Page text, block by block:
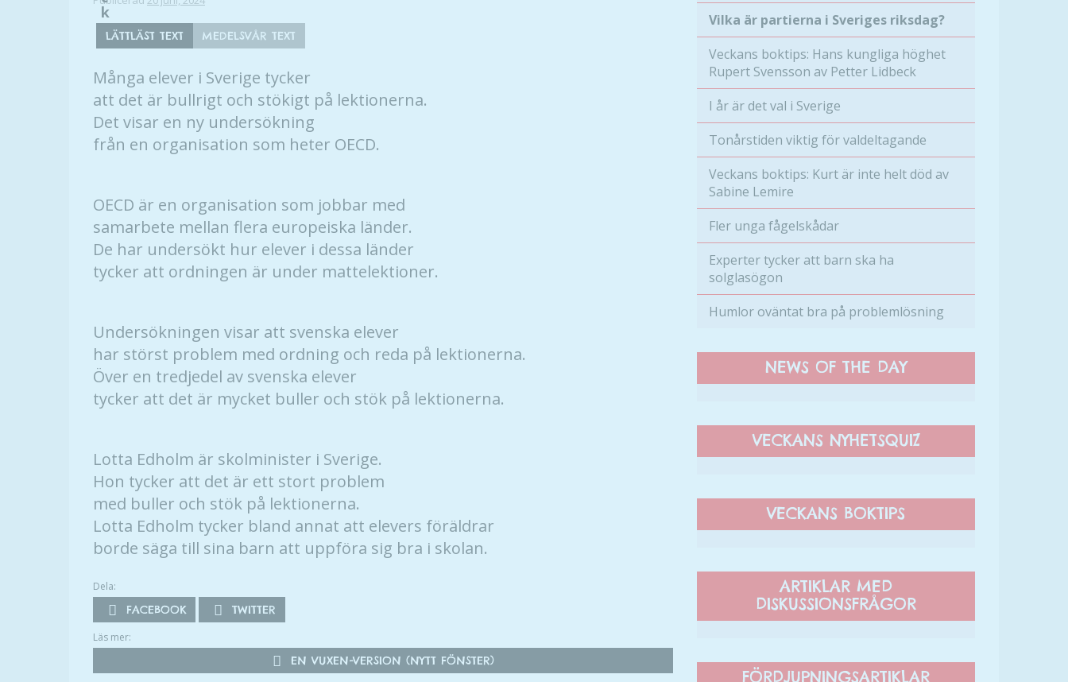
k
.LÄTTLÄST TEXT MEDELSVÅR TEXT
Många elever i Sverige tycker
att det är bullrigt och stökigt på lektionerna.
Det visar en ny undersökning
från en organisation som heter OECD.
OECD är en organisation som jobbar med
samarbete mellan flera europeiska länder.
De har undersökt hur elever i dessa länder
tycker att ordningen är under mattelektioner.
Undersökningen visar att svenska elever
har störst problem med ordning och reda på lektionerna.
Över en tredjedel av svenska elever
tycker att det är mycket buller och stök på lektionerna.
Lotta Edholm är skolminister i Sverige.
Hon tycker att det är ett stort problem
med buller och stök på lektionerna.
Lotta Edholm tycker bland annat att elevers föräldrar
borde säga till sina barn att uppföra sig bra i skolan.
Dela:
FACEBOOK TWITTER
Läs mer:
EN VUXEN-VERSION (NYTT FÖNSTER)
Vilka är partierna i Sveriges riksdag?
Veckans boktips: Hans kungliga höghet
Rupert Svensson av Petter Lidbeck
I år är det val i Sverige
Tonårstiden viktig för valdeltagande
Veckans boktips: Kurt är inte helt död av
Sabine Lemire
Fler unga fågelskådar
Experter tycker att barn ska ha
solglasögon
Humlor oväntat bra på problemlösning
NEWS OF THE DAY
VECKANS NYHETSQUIZ
VECKANS BOKTIPS
ARTIKLAR MED
DISKUSSIONSFRÅGOR
FÖRDJUPNINGSARTIKLAR